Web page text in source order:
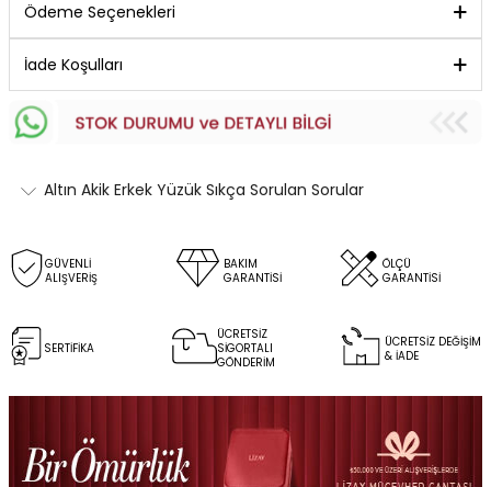
Ödeme Seçenekleri
İade Koşulları
Altın Akik Erkek Yüzük Sıkça Sorulan Sorular
GÜVENLİ
ALIŞVERİŞ
BAKIM
GARANTİSİ
ÖLÇÜ
GARANTİSİ
SERTİFİKA
ÜCRETSİZ
SİGORTALI
GÖNDERİM
ÜCRETSİZ DEĞİŞİM
& İADE